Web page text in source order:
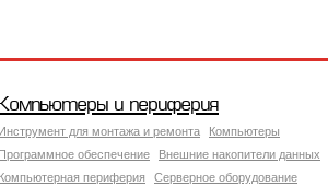
Компьютеры и периферия
Инструмент для монтажа и ремонта
Компьютеры
Программное обеспечение
Внешние накопители данных
Компьютерная периферия
Серверное оборудование